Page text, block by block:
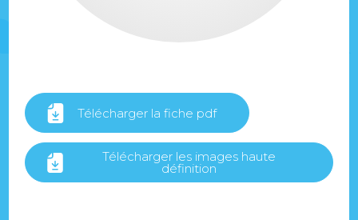
Télécharger la fiche pdf
Télécharger les images haute
définition